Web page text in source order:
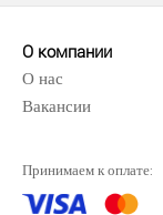
EA
EA Sports
машину
О компании
О нас
Вакансии
Принимаем к оплате: